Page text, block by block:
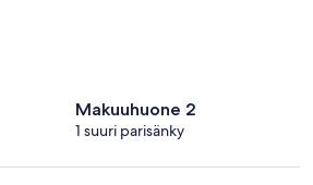
Makuuhuone 2
1 suuri parisänky